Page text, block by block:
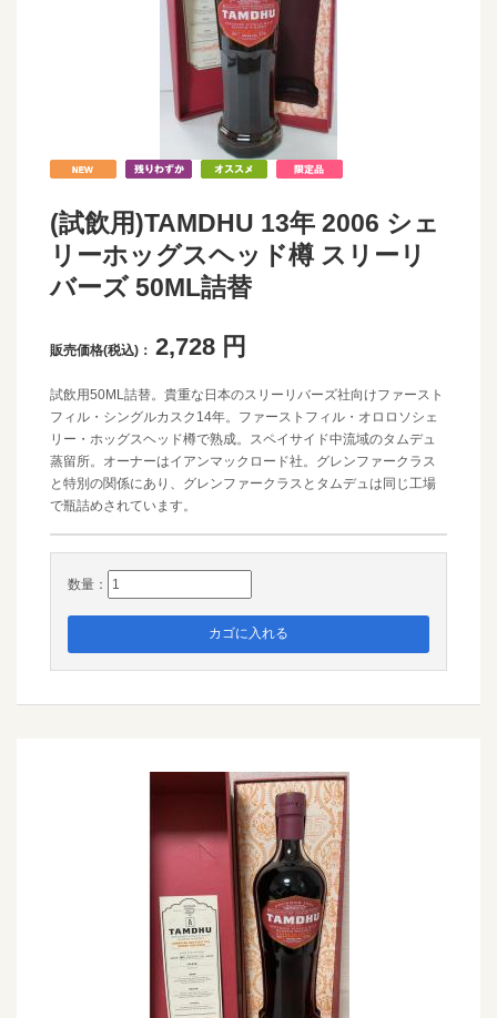
(試飲用)TAMDHU 13年 2006 シェ
リーホッグスヘッド樽 スリーリ
バーズ 50ML詰替
販売価格(税込)： 2,728 円
試飲用50ML詰替。貴重な日本のスリーリバーズ社向けファースト
フィル・シングルカスク14年。ファーストフィル・オロロソシェ
リー・ホッグスヘッド樽で熟成。スペイサイド中流域のタムデュ
蒸留所。オーナーはイアンマックロード社。グレンファークラス
と特別の関係にあり、グレンファークラスとタムデュは同じ工場
で瓶詰めされています。
数量：